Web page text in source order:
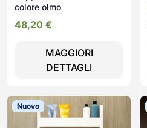
colore olmo
48,20 €
MAGGIORI
DETTAGLI
Nuovo